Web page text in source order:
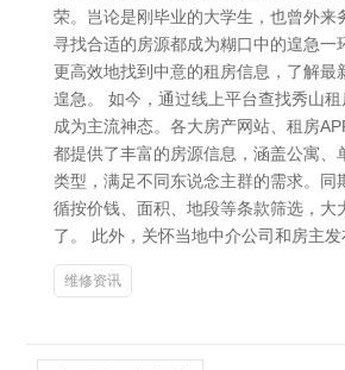
荣。岂论是刚毕业的大学生，也曾外来
寻找合适的房源都成为糊口中的遑急一
更高效地找到中意的租房信息，了解最
遑急。 如今，通过线上平台查找秀山
成为主流神态。各大房产网站、租房
都提供了丰富的房源信息，涵盖公寓、
类型，满足不同东说念主群的需求。同
循按价钱、面积、地段等条款筛选，大
了。 此外，关怀当地中介公司和房主
维修资讯